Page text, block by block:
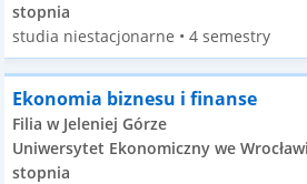
stopnia
studia niestacjonarne • 4 semestry
Ekonomia biznesu i finanse
Filia w Jeleniej Górze
Uniwersytet Ekonomiczny we
stopnia